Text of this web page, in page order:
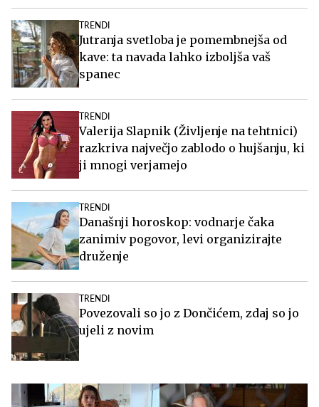
TRENDI
Jutranja svetloba je pomembnejša od
kave: ta navada lahko izboljša vaš
spanec
TRENDI
Valerija Slapnik (Življenje na tehtnici)
razkriva največjo zablodo o hujšanju, ki
ji mnogi verjamejo
TRENDI
Današnji horoskop: vodnarje čaka
zanimiv pogovor, levi organizirajte
druženje
TRENDI
Povezovali so jo z Dončićem, zdaj so jo
ujeli z novim